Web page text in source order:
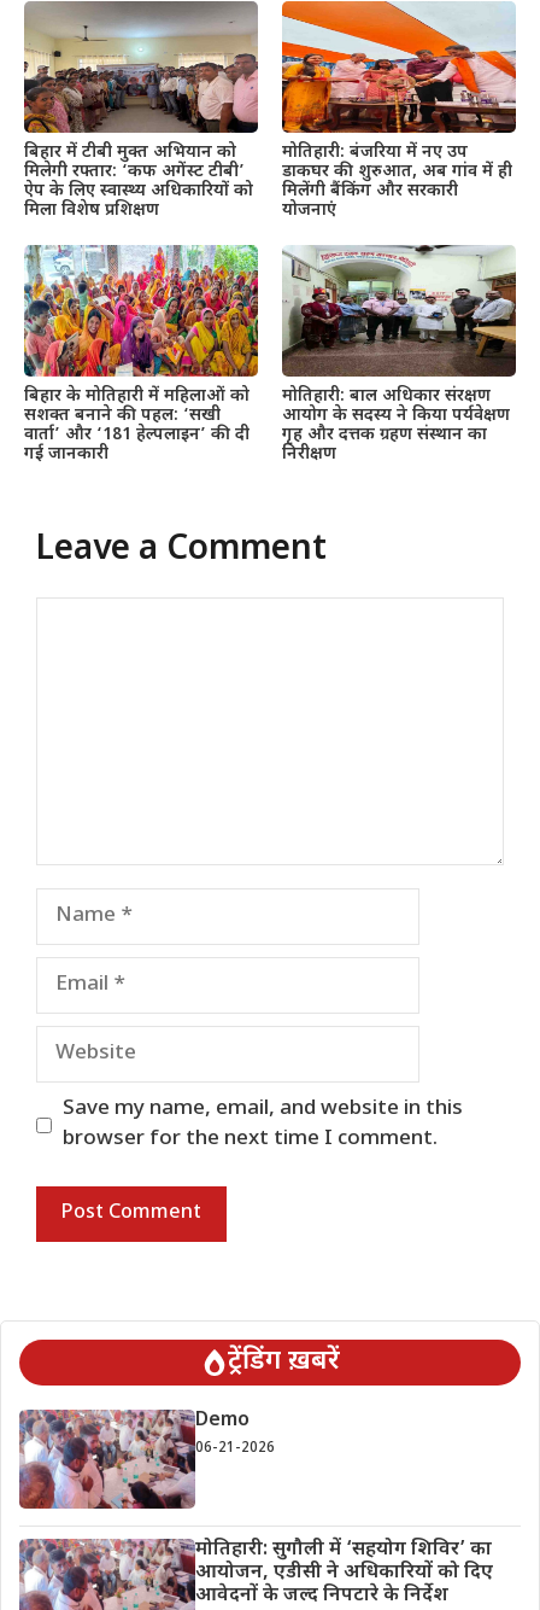
बिहार में टीबी मुक्त अभियान को
मिलेगी रफ्तार: ‘कफ अगेंस्ट टीबी’
ऐप के लिए स्वास्थ्य अधिकारियों को
मिला विशेष प्रशिक्षण
मोतिहारी: बंजरिया में नए उप
डाकघर की शुरुआत, अब गांव में ही
मिलेंगी बैंकिंग और सरकारी
योजनाएं
बिहार के मोतिहारी में महिलाओं को
सशक्त बनाने की पहल: ‘सखी
वार्ता’ और ‘181 हेल्पलाइन’ की दी
गई जानकारी
मोतिहारी: बाल अधिकार संरक्षण
आयोग के सदस्य ने किया पर्यवेक्षण
गृह और दत्तक ग्रहण संस्थान का
निरीक्षण
Leave a Comment
Name
Email
Website
Save my name, email, and website in this
browser for the next time I comment.
ट्रेंडिंग ख़बरें
Demo
06-21-2026
मोतिहारी: सुगौली में ‘सहयोग शिविर’ का
आयोजन, एडीसी ने अधिकारियों को दिए
आवेदनों के जल्द निपटारे के निर्देश